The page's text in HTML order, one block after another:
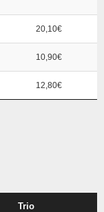
20,10€
10,90€
12,80€
Trio